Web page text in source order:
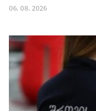
06. 08. 2026